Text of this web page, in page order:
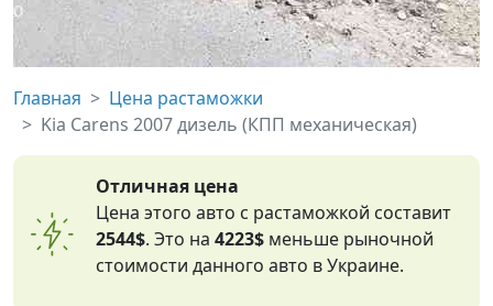
Главная
Цена растаможки
Kia Carens 2007 дизель (КПП механическая)
Отличная цена
Цена этого авто с растаможкой составит
2544$. Это на4223$ меньше рыночной
стоимости данного авто в Украине.